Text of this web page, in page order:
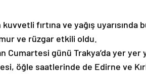
fırtına ve yağış
ve rüzgar etkili oldu.
Cumartesi günü Trakya’da yer
öğle saatlerinde de Edirne ve